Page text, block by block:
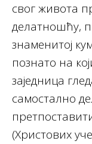
свог живота
делатношћу,
знаменитој
познато на
заједница
самостално
(Христових